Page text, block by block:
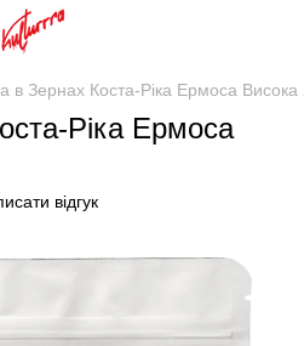
в Зернах Коста-Ріка Ермоса Висока
Ріка Ермоса
відгук